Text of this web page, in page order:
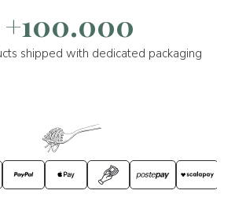
+100.000
shipped with dedicated packaging